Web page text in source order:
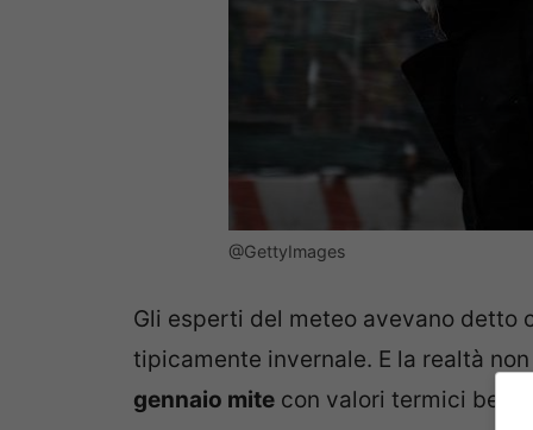
@GettyImages
Gli esperti del meteo avevano detto
tipicamente invernale. E la realtà
gennaio mite con valori termici ben